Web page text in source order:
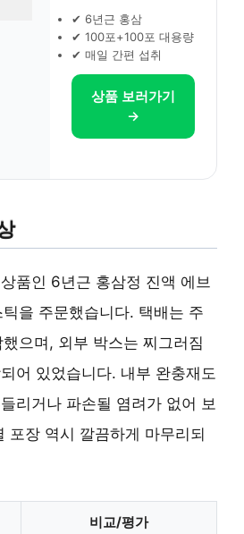
✔ 6년근 홍삼
✔ 100포+100포 대용량
✔ 매일 간편 섭취
상품 보러가기
→
품인 6년근 홍삼정 진액 에브
을 주문했습니다. 택배는 주
으며, 외부 박스는 찌그러짐
어 있었습니다. 내부 완충재도
리거나 파손될 염려가 없어 보
포장 역시 깔끔하게 마무리되
비교/평가